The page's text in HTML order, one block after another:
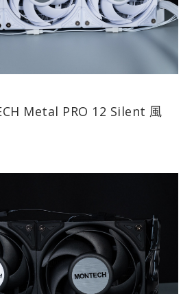
Metal PRO 12 Silent 風